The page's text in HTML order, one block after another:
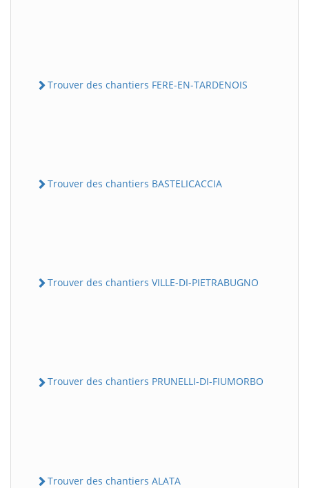
Trouver des chantiers FERE-EN-TARDENOIS
Trouver des chantiers BASTELICACCIA
Trouver des chantiers VILLE-DI-PIETRABUGNO
Trouver des chantiers PRUNELLI-DI-FIUMORBO
Trouver des chantiers ALATA